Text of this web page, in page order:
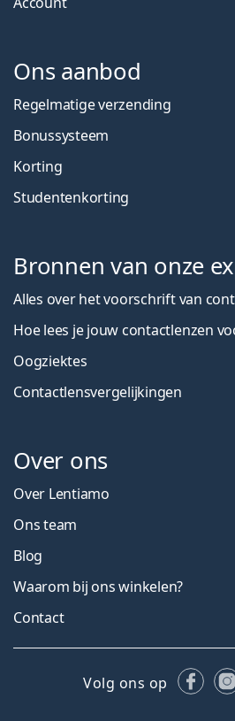
Ons aanbod
Regelmatige verzending
Bonussysteem
Korting
Studentenkorting
Bronnen van onze
Alles over het voorschrift van
Hoe lees je jouw contactlenzen
Oogziektes
Contactlensvergelijkingen
Over ons
Over Lentiamo
Ons team
Blog
Waarom bij ons winkelen?
Contact
Volg ons op